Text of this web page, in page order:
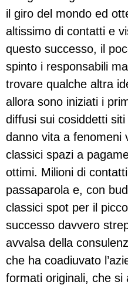
il giro del mondo ed
altissimo di contatti e
questo successo, il
spinto i responsabili
trovare qualche altra
allora sono iniziati i
diffusi sui cosiddetti siti
danno vita a fenomeni
classici spazi a
ottimi. Milioni di
passaparola e, con
classici spot per il
successo davvero
avvalsa della
che ha coadiuvato
formati originali, che si